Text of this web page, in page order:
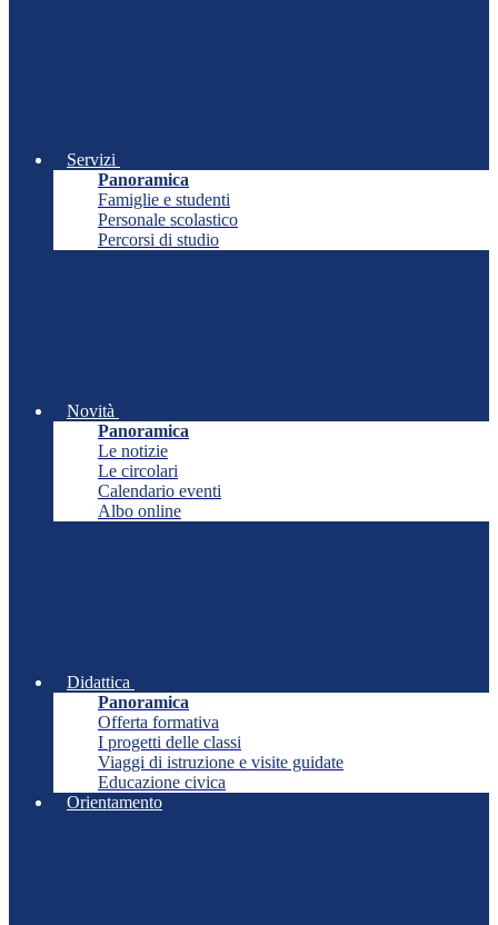
Servizi
Panoramica
Famiglie e studenti
Personale scolastico
Percorsi di studio
Novità
Panoramica
Le notizie
Le circolari
Calendario eventi
Albo online
Didattica
Panoramica
Offerta formativa
I progetti delle classi
Viaggi di istruzione e visite guidate
Educazione civica
Orientamento